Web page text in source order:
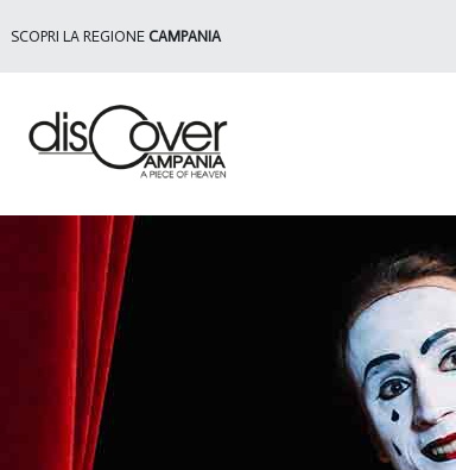
SCOPRI LA REGIONE CAMPANIA